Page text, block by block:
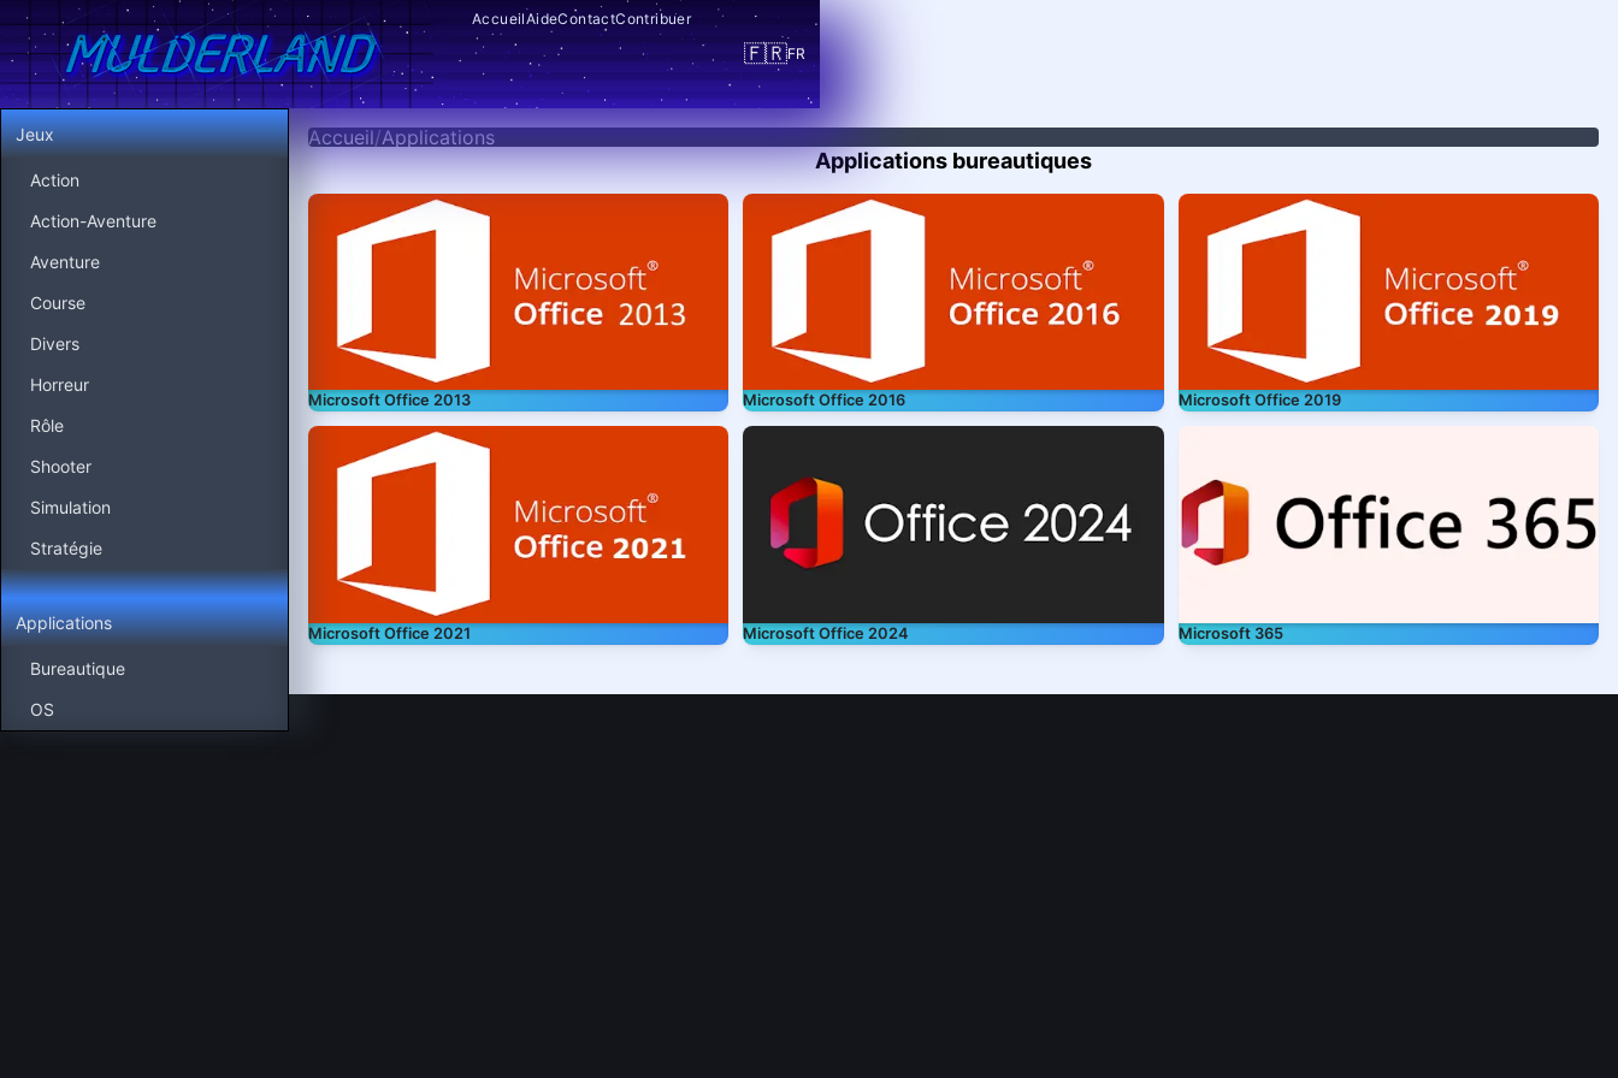
AccueilAideContactContribuer
🇫🇷FR
Jeux
Action
Action-Aventure
Aventure
Course
Divers
Horreur
Rôle
Shooter
Simulation
Stratégie
Applications
Bureautique
OS
Accueil/Applications
Applications bureautiques
Microsoft Office 2013 Microsoft Office 2016 Microsoft Office 2019
Microsoft Office 2021 Microsoft Office 2024 Microsoft 365